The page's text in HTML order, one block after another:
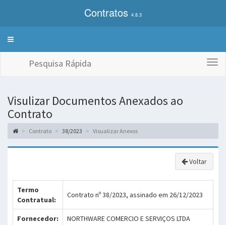
Contratos 4.8.3
Alterna
Pesquisa Rápida
Visulizar Documentos Anexados ao
Contrato
Contrato 38/2023 Visualizar Anexos
Voltar
Termo
Contratual:
Contrato nº 38/2023, assinado em 26/12/2023
Fornecedor: NORTHWARE COMERCIO E SERVIÇOS LTDA